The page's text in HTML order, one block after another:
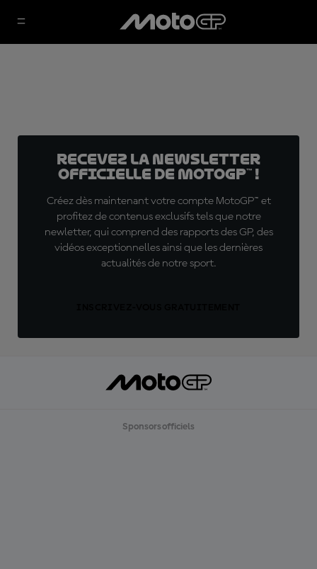
Recevez la Newsletter
officielle de MotoGP™ !
Créez dès maintenant votre compte MotoGP™ et
profitez de contenus exclusifs tels que notre
newletter, qui comprend des rapports des GP, des
vidéos exceptionnelles ainsi que les dernières
actualités de notre sport.
Sponsors officiels